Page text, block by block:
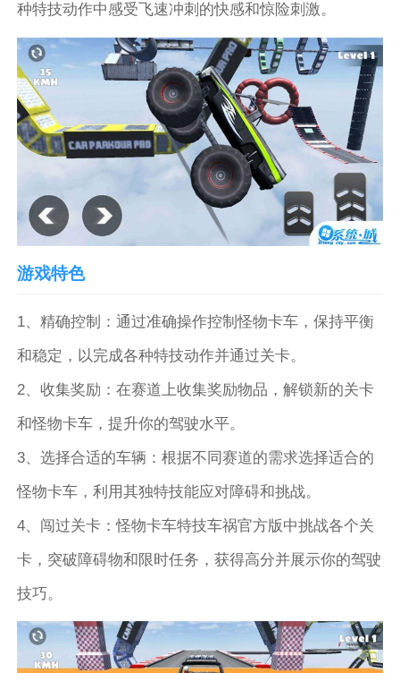
种特技动作中感受飞速冲刺的快感和惊险刺激。
游戏特色
1、精确控制：通过准确操作控制怪物卡车，保持平衡
和稳定，以完成各种特技动作并通过关卡。
2、收集奖励：在赛道上收集奖励物品，解锁新的关卡
和怪物卡车，提升你的驾驶水平。
3、选择合适的车辆：根据不同赛道的需求选择适合的
怪物卡车，利用其独特技能应对障碍和挑战。
4、闯过关卡：怪物卡车特技车祸官方版中挑战各个关
卡，突破障碍物和限时任务，获得高分并展示你的驾驶
技巧。